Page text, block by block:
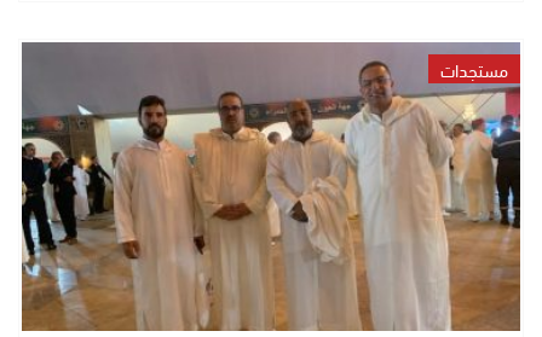
مستجدات